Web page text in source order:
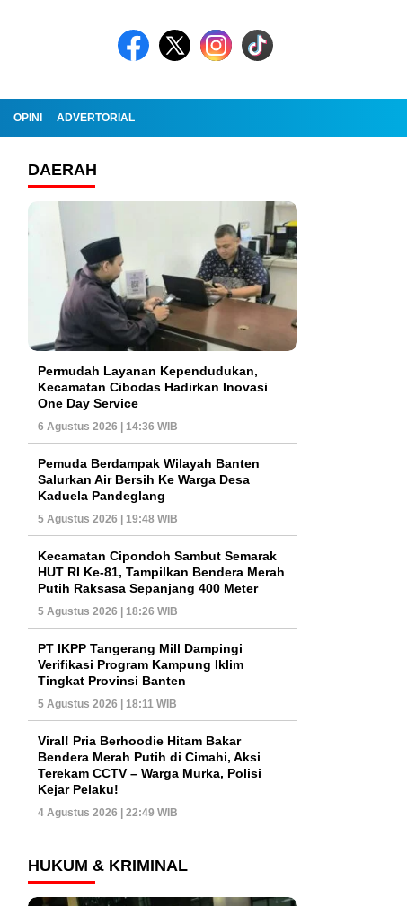
OPINI ADVERTORIAL
DAERAH
Permudah Layanan Kependudukan,
Kecamatan Cibodas Hadirkan Inovasi
One Day Service
6 Agustus 2026 | 14:36 WIB
Pemuda Berdampak Wilayah Banten
Salurkan Air Bersih Ke Warga Desa
Kaduela Pandeglang
5 Agustus 2026 | 19:48 WIB
Kecamatan Cipondoh Sambut Semarak
HUT RI Ke-81, Tampilkan Bendera Merah
Putih Raksasa Sepanjang 400 Meter
5 Agustus 2026 | 18:26 WIB
PT IKPP Tangerang Mill Dampingi
Verifikasi Program Kampung Iklim
Tingkat Provinsi Banten
5 Agustus 2026 | 18:11 WIB
Viral! Pria Berhoodie Hitam Bakar
Bendera Merah Putih di Cimahi, Aksi
Terekam CCTV – Warga Murka, Polisi
Kejar Pelaku!
4 Agustus 2026 | 22:49 WIB
HUKUM & KRIMINAL